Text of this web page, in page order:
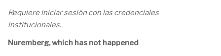
Requiere iniciar sesión con las credenciales
institucionales.
Nuremberg, which has not happened